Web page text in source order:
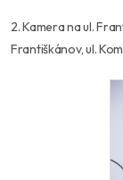
2. Kamera na ul.
Františkánov, ul.